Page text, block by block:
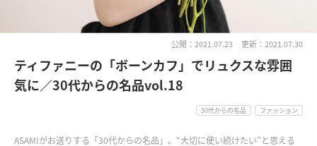
公開：2021.07.23 更新：2021.07.30
ティファニーの「ボーンカフ」でリュクスな雰囲
気に／30代からの名品vol.18
30代からの名品 ファッション
ASAMIがお送りする「30代からの名品」。“大切に使い続けたい”と思える